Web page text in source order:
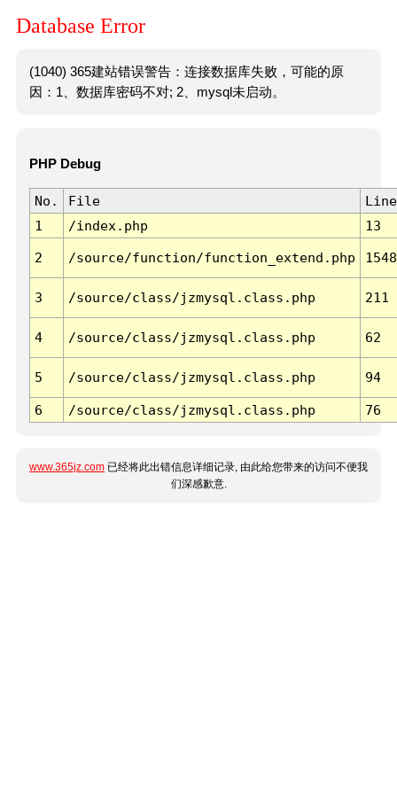
Database Error
(1040) 365建站错误警告：连接数据库失败，可能的原
因：1、数据库密码不对; 2、mysql未启动。
PHP Debug
No. File
Line
1
/index.php 13
2 /source/function/function_extend.php 1548
3 /source/class/jzmysql.class.php 211
4 /source/class/jzmysql.class.php 62
5 /source/class/jzmysql.class.php 94
6 /source/class/jzmysql.class.php 76
www.365jz.com 已经将此出错信息详细记录, 由此给您带来的访问不便我
们深感歉意.